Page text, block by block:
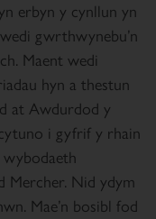
erbyn y cynllun yn
gwrthwynebu’n
Maent wedi
hyn a thestun
at Awdurdod y
i gyfrif y rhain
Mercher. Nid ydym
Mae’n bosibl fod